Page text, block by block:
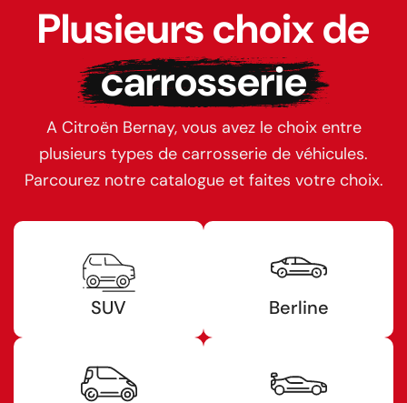
Plusieurs choix de
carrosserie
A Citroën Bernay, vous avez le choix entre
plusieurs types de carrosserie de véhicules.
Parcourez notre catalogue et faites votre choix.
SUV Berline